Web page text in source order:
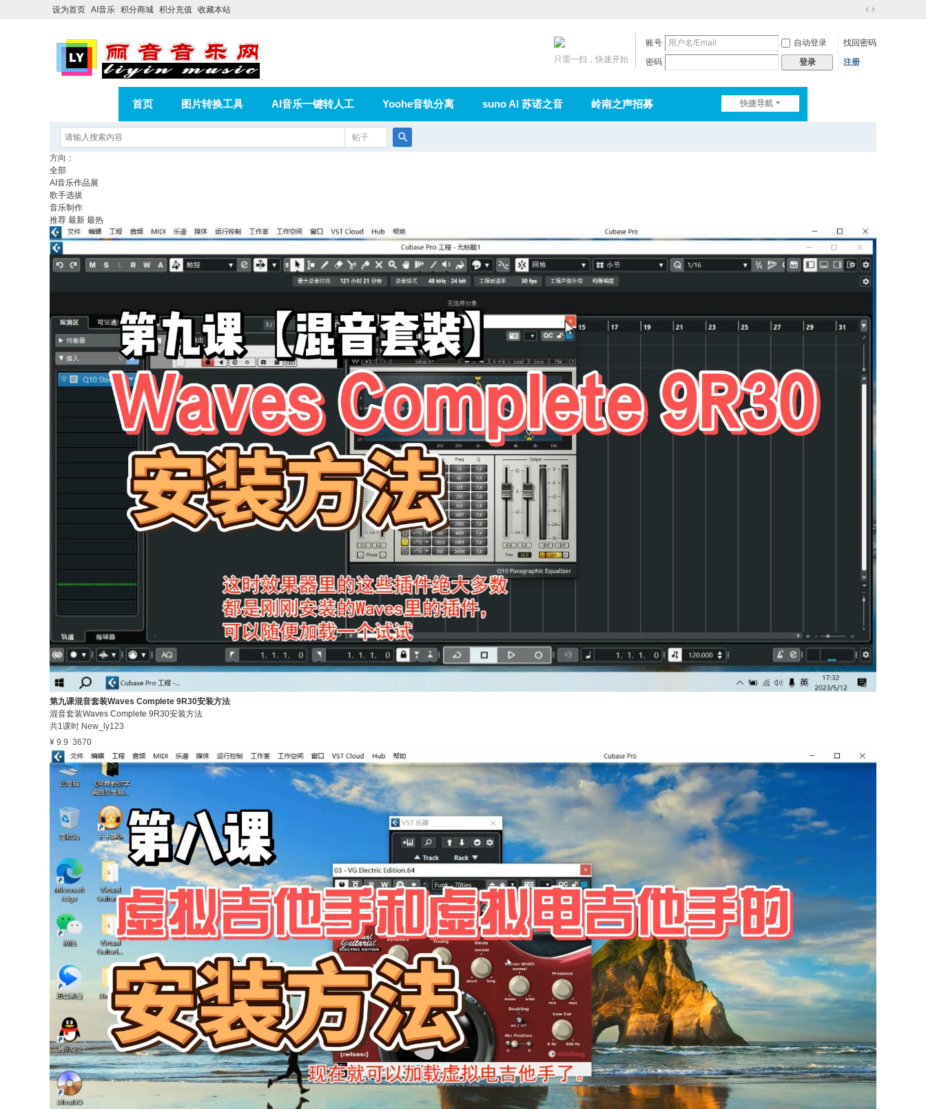
设为首页 AI音乐 积分商城 积分充值 收藏本站
到
账号 自动登录
找回密码
密码
登录 注册
只需一扫，快速开始
快捷导航
首页 图片转换工具 AI音乐一键转人工 Yoohe音轨分离 suno AI 苏诺之音 岭南之声招募
在线论坛
帖子
方向：
全部
AI音乐作品展
歌手选拔
音乐制作
推荐 最新 最热
第九课混音套装Waves Complete 9R30安装方法
混音套装Waves Complete 9R30安装方法
共1课时 New_ly123
¥ 9.9 3670